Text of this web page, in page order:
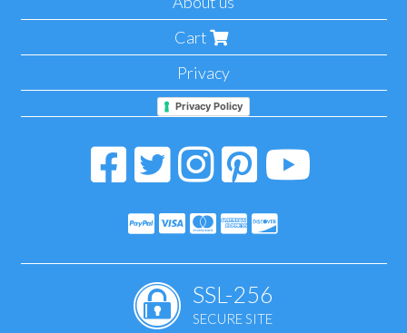
Cart
Privacy
Privacy Policy
SSL-256
SECURE SITE